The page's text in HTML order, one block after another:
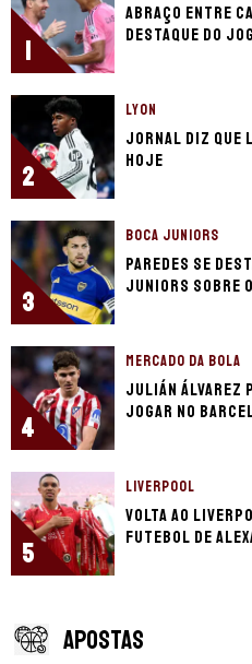
1
Abraço entre
destaque do
2
LYON
Jornal diz que
hoje
3
BOCA JUNIORS
Paredes se
Juniors sobre
4
MERCADO DA BOLA
Julián Álvarez
jogar no
5
LIVERPOOL
Volta ao
futebol de
APOSTAS